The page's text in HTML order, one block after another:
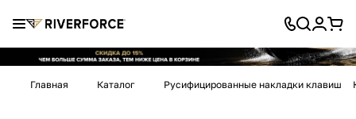
Главная Каталог Русифицированные накладки клавиш